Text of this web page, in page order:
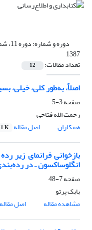
دوره و شماره:
1387
تعداد مقالات: 12
اصلاً، به‌طور کلی، خیلی،
صفحه3-5
رحمت الله فتاحی
همکاران
اصل مقاله K
انگلوساکسون ‌ـ در
صفحه7-48
بابک پرتو
مشاهده مقاله
اصل مقاله